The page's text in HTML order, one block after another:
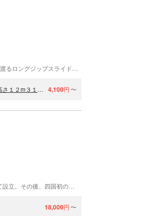
【徳島・祖谷】全長720ｍ高さ50ｍミシュラン２つ星渓谷ジップライン付き！満足度２００％高さ１２m３１個本格アスレチック2時間コース！ファミリー・カップル・グループOK！当日予約OK！ 4,100円 〜
18,000円 〜